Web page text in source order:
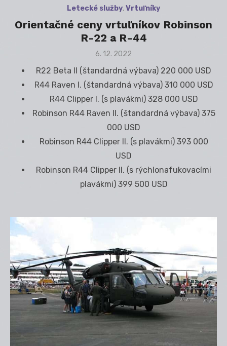
Letecké služby,Vrtuľníky
Orientačné ceny vrtuľníkov Robinson
R-22 a R-44
Posted
6. 12. 2022
R22 Beta II (štandardná výbava) 220 000 USD
R44 Raven I. (štandardná výbava) 310 000 USD
R44 Clipper I. (s plavákmi) 328 000 USD
Robinson R44 Raven II. (štandardná výbava) 375
000 USD
Robinson R44 Clipper II. (s plavákmi) 393 000
USD
Robinson R44 Clipper II. (s rýchlonafukovacími
plavákmi) 399 500 USD